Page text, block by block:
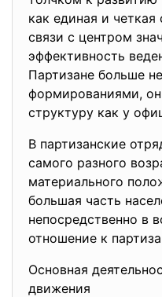
как единая и
связи с центром
эффективность
Партизане больше
формированиями,
структуру как у
В партизанские
самого разного
материального
большая часть
непосредственно в
отношение к
Основная
движения